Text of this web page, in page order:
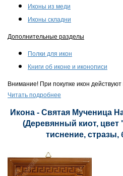
Иконы из меди
Иконы складни
Дополнительные разделы
Полки для икон
Книги об иконе и иконописи
Внимание! При покупке икон
Читать подробнее
Икона - Святая Мученица
(Деревянный киот,
тиснение, стразы,